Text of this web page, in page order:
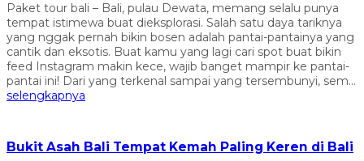
Paket tour bali – Bali, pulau Dewata, memang selalu punya
tempat istimewa buat dieksplorasi. Salah satu daya tariknya
yang nggak pernah bikin bosen adalah pantai-pantainya yang
cantik dan eksotis. Buat kamu yang lagi cari spot buat bikin
feed Instagram makin kece, wajib banget mampir ke pantai-
pantai ini! Dari yang terkenal sampai yang tersembunyi, sem...
selengkapnya
Bukit Asah Bali Tempat Kemah Paling Keren di Bali